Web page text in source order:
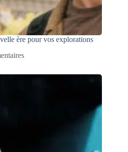
ère pour vos explorations